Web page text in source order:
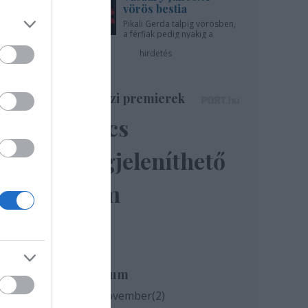
vörös bestia
Pikali Gerda talpig vörösben,
a férfiak pedig nyakig a
hirdetés
Színházi premierek
Nincs
megjeleníthető
elem
Archívum
2020 november(2)